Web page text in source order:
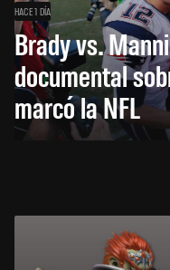
HACE 1 DÍA
Brady vs.
documental
marcó la NFL